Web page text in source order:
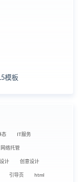
模板
态 IT服务
网络托管
设计 创意设计
引导页 html